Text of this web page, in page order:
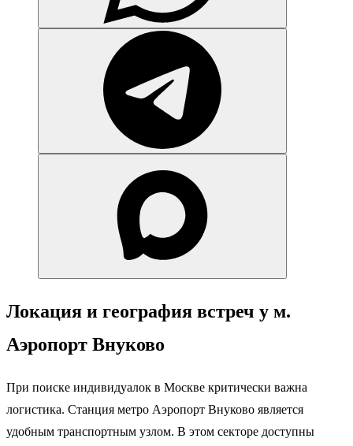
Локация и география встреч у м.
Аэропорт Внуково
При поиске индивидуалок в Москве критически важна
логистика. Станция метро Аэропорт Внуково является
удобным транспортным узлом. В этом секторе доступны